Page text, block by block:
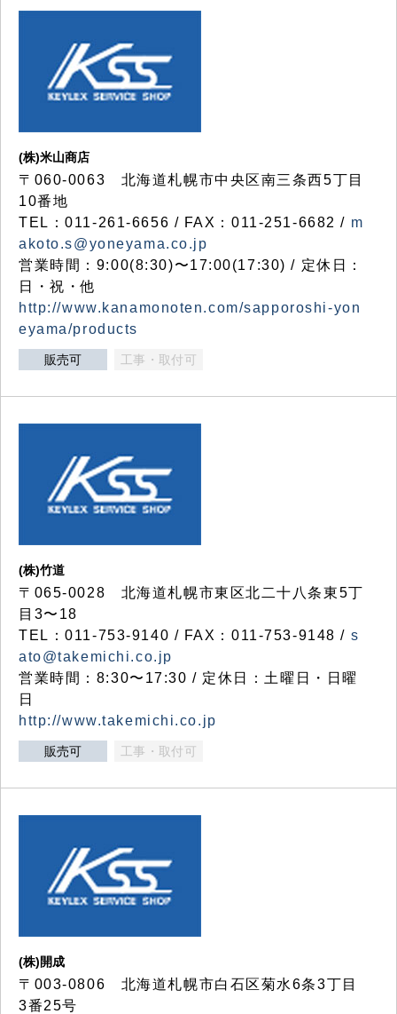
(株)米山商店
〒060-0063 北海道札幌市中央区南三条西5丁目
10番地
TEL：011-261-6656 / FAX：011-251-6682 / m
akoto.s@yoneyama.co.jp
営業時間：9:00(8:30)〜17:00(17:30) / 定休日：
日・祝・他
http://www.kanamonoten.com/sapporoshi-yon
eyama/products
販売可 工事・取付可
(株)竹道
〒065-0028 北海道札幌市東区北二十八条東5丁
目3〜18
TEL：011-753-9140 / FAX：011-753-9148 / s
ato@takemichi.co.jp
営業時間：8:30〜17:30 / 定休日：土曜日・日曜
日
http://www.takemichi.co.jp
販売可 工事・取付可
(株)開成
〒003-0806 北海道札幌市白石区菊水6条3丁目
3番25号